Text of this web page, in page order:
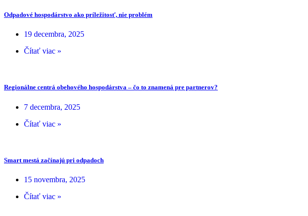
Odpadové hospodárstvo ako príležitosť, nie problém
19 decembra, 2025
Čítať viac »
Regionálne centrá obehového hospodárstva – čo to znamená pre partnerov?
7 decembra, 2025
Čítať viac »
Smart mestá začínajú pri odpadoch
15 novembra, 2025
Čítať viac »